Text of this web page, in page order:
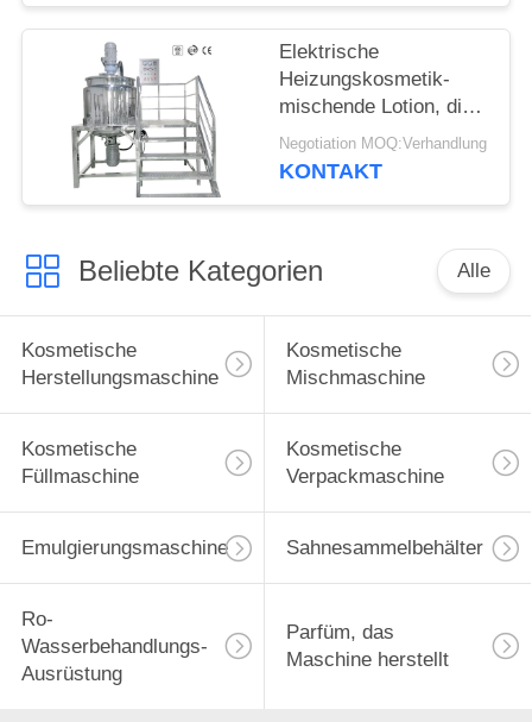
Elektrische
Heizungskosmetik-
mischende Lotion, die
Maschine
Mantelmischgefäß-
Negotiation MOQ:Verhandlung
KONTAKT
Beliebte Kategorien Alle
Kosmetische
Herstellungsmaschine
Kosmetische
Mischmaschine
Kosmetische
Füllmaschine
Kosmetische
Verpackmaschine
Emulgierungsmaschine Sahnesammelbehälter
Ro-
Wasserbehandlungs-
Ausrüstung
Parfüm, das
Maschine herstellt